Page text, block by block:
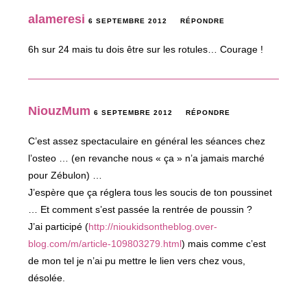
alameresi 6 SEPTEMBRE 2012 RÉPONDRE
6h sur 24 mais tu dois être sur les rotules… Courage !
NiouzMum 6 SEPTEMBRE 2012 RÉPONDRE
C’est assez spectaculaire en général les séances chez
l’osteo … (en revanche nous « ça » n’a jamais marché
pour Zébulon) …
J’espère que ça réglera tous les soucis de ton poussinet
… Et comment s’est passée la rentrée de poussin ?
J’ai participé (http://nioukidsontheblog.over-
blog.com/m/article-109803279.html) mais comme c’est
de mon tel je n’ai pu mettre le lien vers chez vous,
désolée.